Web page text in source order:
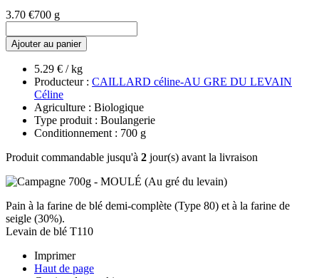
3.70 €700 g
Ajouter au panier
5.29 € / kg
Producteur : CAILLARD céline-AU GRE DU LEVAIN
Céline
Agriculture : Biologique
Type produit : Boulangerie
Conditionnement : 700 g
Produit commandable jusqu'à 2 jour(s) avant la livraison
Pain à la farine de blé demi-complète (Type 80) et à la farine de
seigle (30%).
Levain de blé T110
Imprimer
Haut de page